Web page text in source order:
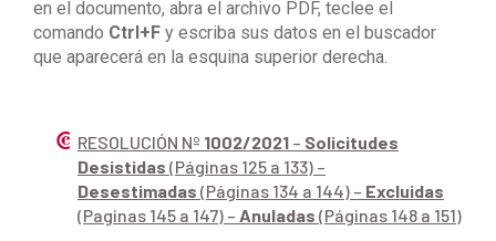
en el documento, abra el archivo PDF, teclee el
comando Ctrl+F y escriba sus datos en el buscador
que aparecerá en la esquina superior derecha.
RESOLUCIÓN Nº 1002/2021 – Solicitudes
Desistidas (Páginas 125 a 133) –
Desestimadas (Páginas 134 a 144) – Excluidas
(Paginas 145 a 147) – Anuladas (Páginas 148 a 151)